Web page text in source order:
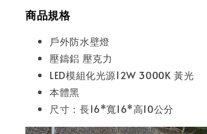
商品規格
戶外防水壁燈
壓鑄鋁 壓克力
LED模組化光源12W 3000K 黃光
本體黑
尺寸：長16*寬16*高10公分